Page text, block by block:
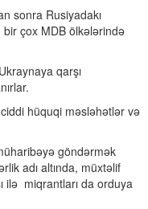
sonra Rusiyadakı
bir çox MDB ölkələrində
qarşı
hüquqi məsləhətlər və
göndərmək
adı altında, müxtəlif
ilə miqrantları da orduya